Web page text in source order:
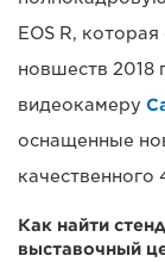
EOS R,
новшеств 2018
видеокамеру
оснащенные
качественного
Как найти
выставочный